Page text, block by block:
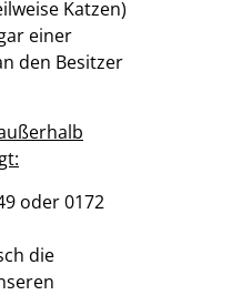
Katzen)
einer
den Besitzer
oder 0172
die